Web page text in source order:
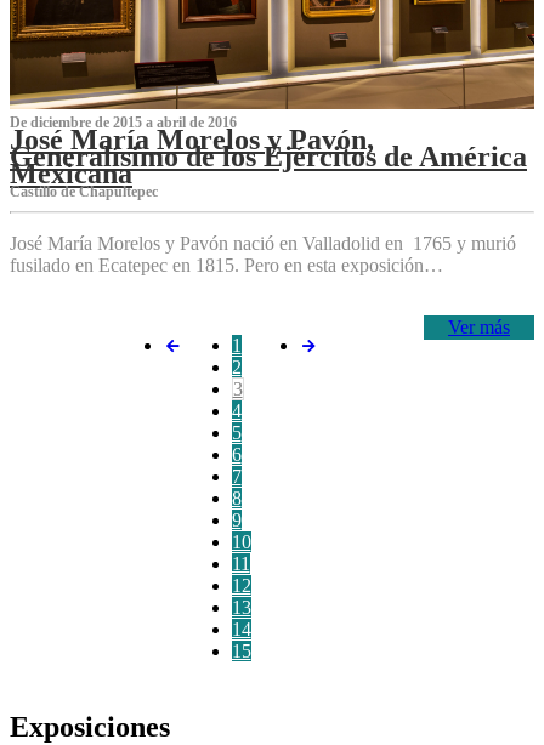
De diciembre de 2015 a abril de 2016
José María Morelos y Pavón,
Generalísimo de los Ejércitos de América
Mexicana
C‌astillo de Chapultepec
José María Morelos y Pavón nació en Valladolid en 1765 y murió
fusilado en Ecatepec en 1815. Pero en esta exposición…
Ver más
1
2
3
4
5
6
7
8
9
10
11
12
13
14
15
Exposiciones